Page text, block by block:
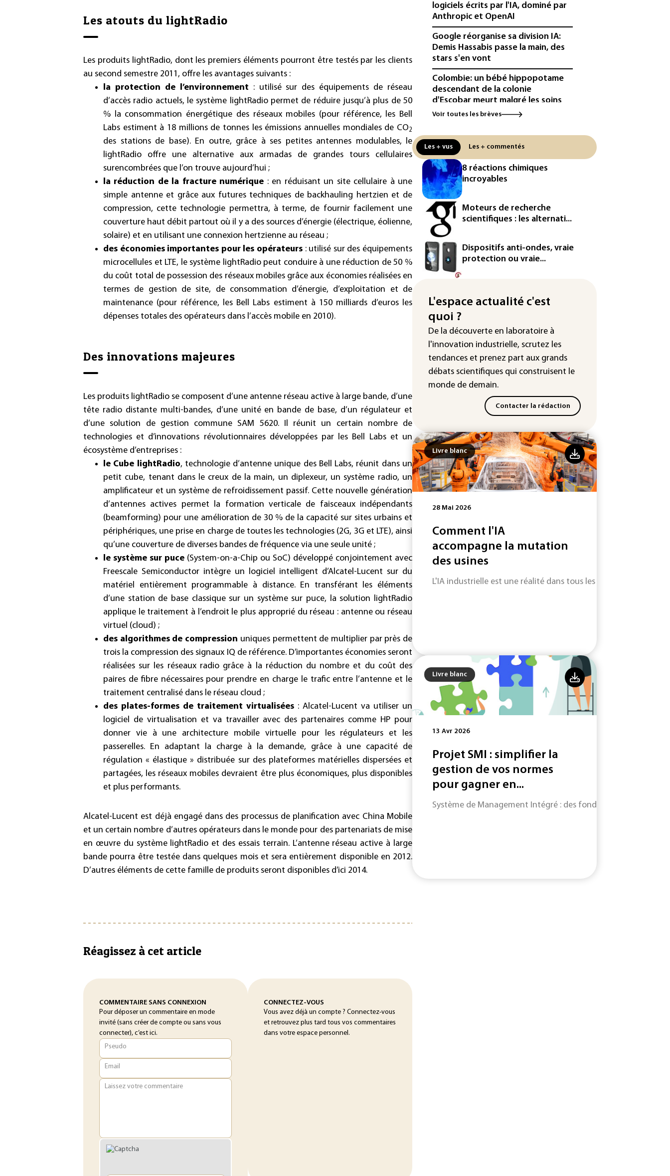
Les atouts du lightRadio
Les produits lightRadio, dont les premiers éléments pourront être testés par les clients
au second semestre 2011, offre les avantages suivants :
la protection de l’environnement : utilisé sur des équipements de réseau
d’accès radio actuels, le système lightRadio permet de réduire jusqu’à plus de 50
% la consommation énergétique des réseaux mobiles (pour référence, les Bell
Labs estiment à 18 millions de tonnes les émissions annuelles mondiales de CO2
des stations de base). En outre, grâce à ses petites antennes modulables, le
lightRadio offre une alternative aux armadas de grandes tours cellulaires
surencombrées que l’on trouve aujourd’hui ;
la réduction de la fracture numérique : en réduisant un site cellulaire à une
simple antenne et grâce aux futures techniques de backhauling hertzien et de
compression, cette technologie permettra, à terme, de fournir facilement une
couverture haut débit partout où il y a des sources d’énergie (électrique, éolienne,
solaire) et en utilisant une connexion hertzienne au réseau ;
des économies importantes pour les opérateurs : utilisé sur des équipements
microcellules et LTE, le système lightRadio peut conduire à une réduction de 50 %
du coût total de possession des réseaux mobiles grâce aux économies réalisées en
termes de gestion de site, de consommation d’énergie, d’exploitation et de
maintenance (pour référence, les Bell Labs estiment à 150 milliards d’euros les
dépenses totales des opérateurs dans l’accès mobile en 2010).
Des innovations majeures
Les produits lightRadio se composent d’une antenne réseau active à large bande, d’une
tête radio distante multi-bandes, d’une unité en bande de base, d’un régulateur et
d’une solution de gestion commune SAM 5620. Il réunit un certain nombre de
technologies et d’innovations révolutionnaires développées par les Bell Labs et un
écosystème d’entreprises :
le Cube lightRadio, technologie d’antenne unique des Bell Labs, réunit dans un
petit cube, tenant dans le creux de la main, un diplexeur, un système radio, un
amplificateur et un système de refroidissement passif. Cette nouvelle génération
d’antennes actives permet la formation verticale de faisceaux indépendants
(beamforming) pour une amélioration de 30 % de la capacité sur sites urbains et
périphériques, une prise en charge de toutes les technologies (2G, 3G et LTE), ainsi
qu’une couverture de diverses bandes de fréquence via une seule unité ;
le système sur puce (System-on-a-Chip ou SoC) développé conjointement avec
Freescale Semiconductor intègre un logiciel intelligent d’Alcatel-Lucent sur du
matériel entièrement programmable à distance. En transférant les éléments
d’une station de base classique sur un système sur puce, la solution lightRadio
applique le traitement à l’endroit le plus approprié du réseau : antenne ou réseau
virtuel (cloud) ;
des algorithmes de compression uniques permettent de multiplier par près de
trois la compression des signaux IQ de référence. D’importantes économies seront
réalisées sur les réseaux radio grâce à la réduction du nombre et du coût des
paires de fibre nécessaires pour prendre en charge le trafic entre l’antenne et le
traitement centralisé dans le réseau cloud ;
des plates-formes de traitement virtualisées : Alcatel-Lucent va utiliser un
logiciel de virtualisation et va travailler avec des partenaires comme HP pour
donner vie à une architecture mobile virtuelle pour les régulateurs et les
passerelles. En adaptant la charge à la demande, grâce à une capacité de
régulation « élastique » distribuée sur des plateformes matérielles dispersées et
partagées, les réseaux mobiles devraient être plus économiques, plus disponibles
et plus performants.
Alcatel-Lucent est déjà engagé dans des processus de planification avec China Mobile
et un certain nombre d’autres opérateurs dans le monde pour des partenariats de mise
en œuvre du système lightRadio et des essais terrain. L’antenne réseau active à large
bande pourra être testée dans quelques mois et sera entièrement disponible en 2012.
D’autres éléments de cette famille de produits seront disponibles d’ici 2014.
Réagissez à cet article
COMMENTAIRE SANS CONNEXION
Pour déposer un commentaire en mode
invité (sans créer de compte ou sans vous
connecter), c’est ici.
Pseudo
Email
Laissez votre commentaire
CONNECTEZ-VOUS
Vous avez déjà un compte ? Connectez-vous
et retrouvez plus tard tous vos commentaires
dans votre espace personnel.
logiciels écrits par l'IA, dominé par
Anthropic et OpenAI
Google réorganise sa division IA:
Demis Hassabis passe la main, des
stars s'en vont
Colombie: un bébé hippopotame
descendant de la colonie
d'Escobar meurt malgré les soins
Éclipse: une baisse temporaire de
attendue en Europe
L'Autriche bat son record absolu
de chaleur pour le deuxième jour
d'affilée
Inde : Meta sommé de s'excuser
après le retrait d'une vidéo de
Modi
La défense, voie de diversification
pour un secteur automobile à la
peine
"bannissement numérique" pour
deux streamers jugés pour des
violences et humiliations en ligne
IA : Mythos 5 d'Anthropic crée de
fausses identités lors d'un test au
Royaume-Uni
Voir toutes les brèves
Les + vus Les + commentés
8 réactions chimiques
incroyables
Moteurs de recherche
scientifiques : les alternati...
Dispositifs anti-ondes, vraie
protection ou vraie...
L'espace actualité c'est
quoi ?
De la découverte en laboratoire à
l'innovation industrielle, scrutez les
tendances et prenez part aux grands
débats scientifiques qui construisent le
monde de demain.
Contacter la rédaction
Livre blanc
28 Mai 2026
Comment l'IA
accompagne la mutation
des usines
L'IA industrielle est une réalité dans tous les secteurs d'activité.
Livre blanc
13 Avr 2026
Projet SMI : simplifier la
gestion de vos normes
pour gagner en...
Système de Management Intégré : des fondamentaux du SMI